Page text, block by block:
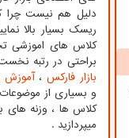
دلیل هم نیست چرا
ریسک بسیار بالا
کلاس های اموزشی
براحتی در رتبه
بازار فارکس،آموزش
و بسیاری از
کلاس ها ، وزنه های
میپردازید .